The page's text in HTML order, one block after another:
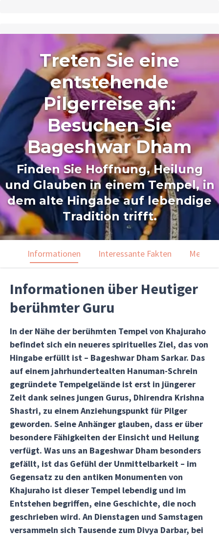
Treten Sie eine
entstehende
Pilgerreise an:
Besuchen Sie
Bageshwar Dham
Finden Sie Hoffnung, Heilung
und Glauben in einem Tempel, in
dem alte Hingabe auf lebendige
Tradition trifft.
Informationen Interessante Fakten
Informationen über Heutiger
berühmter Guru
In der Nähe der berühmten Tempel von Khajuraho
befindet sich ein neueres spirituelles Ziel, das von
Hingabe erfüllt ist – Bageshwar Dham Sarkar. Das
auf einem jahrhundertealten Hanuman-Schrein
gegründete Tempelgelände ist erst in jüngerer
Zeit dank seines jungen Gurus, Dhirendra Krishna
Shastri, zu einem Anziehungspunkt für Pilger
geworden. Seine Anhänger glauben, dass er über
besondere Fähigkeiten der Einsicht und Heilung
verfügt. Was uns an Bageshwar Dham besonders
gefällt, ist das Gefühl der Unmittelbarkeit – im
Gegensatz zu den antiken Monumenten von
Khajuraho ist dieser Tempel lebendig und im
Entstehen begriffen, eine Geschichte, die noch
geschrieben wird. An Dienstagen und Samstagen
versammeln sich Tausende zum Divya Darbar, bei